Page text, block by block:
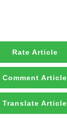
Rate Article
Comment Article
Translate Article